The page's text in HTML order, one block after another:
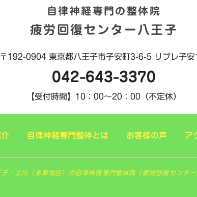
自律神経専門の整体院
疲労回復センター八王子
〒192-0904 東京都八王子市子安町3-6-5 リブレ子
042-643-3370
【受付時間】 10：00～20：00（不定休）
自律神経専門整体とは お客様の声 ア
立川（多摩地区）の自律神経専門整体院「疲労回復セン